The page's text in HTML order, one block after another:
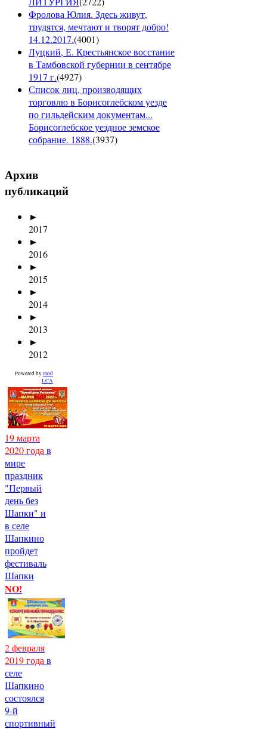
Фролова Юлия. Здесь живут,
трудятся, мечтают и творят добро!
14.12.2017.(4001)
Луцкий, Е. Крестьянское восстание
в Тамбовской губернии в сентябре
1917 г.(4927)
Список лиц, производящих
торговлю в Борисоглебском уезде
по гильдейским документам...
Борисоглебское уездное земское
собрание. 1888.(3937)
Архив
публикаций
►
2017
►
2016
►
2015
►
2014
►
2013
►
2012
Powered by mod
LCA
19 марта
2020 года в
мире
праздник
"Первый
день без
Шапки" и
в селе
Шапкино
пройдет
фестиваль
Шапки
NO!
2 февраля
2019 года в
селе
Шапкино
состоялся
9-й
спортивный